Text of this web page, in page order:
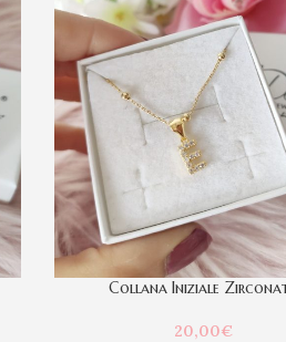
Collana Iniziale
20,00€